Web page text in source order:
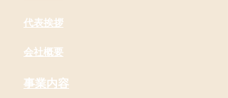
​代表挨拶
会社概要
​事業内容